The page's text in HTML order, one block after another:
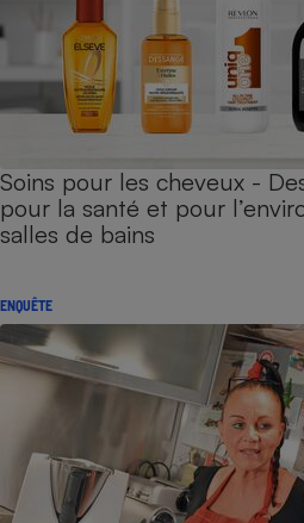
Soins pour les cheveux -
pour la santé et pour
salles de bains
ENQUÊTE